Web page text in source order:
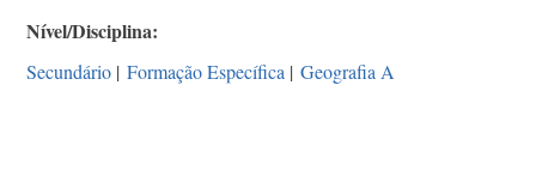
Nível/Disciplina
Secundário | Formação Específica | Geografia A